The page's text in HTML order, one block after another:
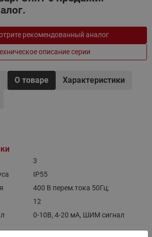
рекомендованный аналог
описание серии
О товаре
Характеристики
3
IP55
400 В перем.тока 50Гц;
12
0-10В, 4-20 мА, ШИМ сигнал